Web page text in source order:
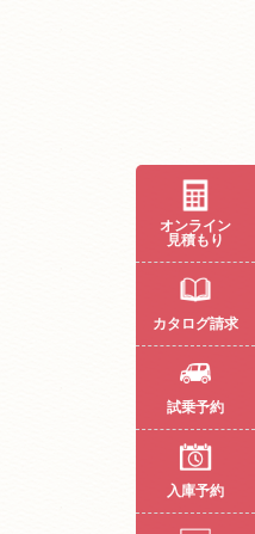
オンライン
見積もり
カタログ請求
試乗予約
入庫予約